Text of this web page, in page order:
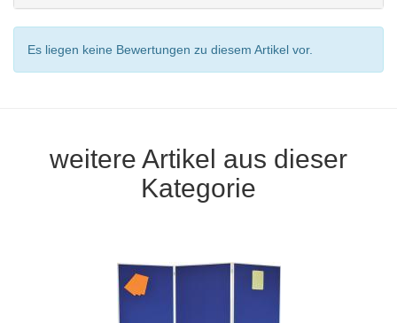
Es liegen keine Bewertungen zu diesem Artikel vor.
weitere Artikel aus dieser
Kategorie